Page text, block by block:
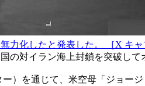
力化したと発表した。 ［X キャ
の対イラン海上封鎖を突破し
）を通じて、米空母「ジョー